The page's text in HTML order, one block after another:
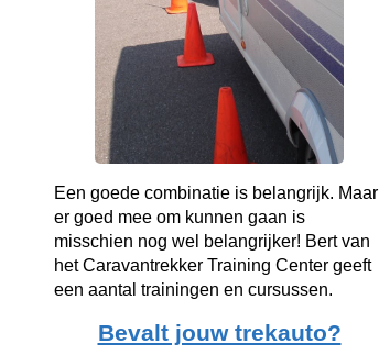
Een goede combinatie is belangrijk. Maar
er goed mee om kunnen gaan is
misschien nog wel belangrijker! Bert van
het Caravantrekker Training Center geeft
een aantal trainingen en cursussen.
Bevalt jouw trekauto?